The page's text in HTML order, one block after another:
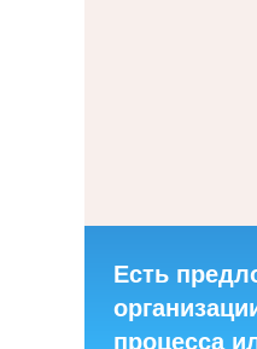
Есть
процесса